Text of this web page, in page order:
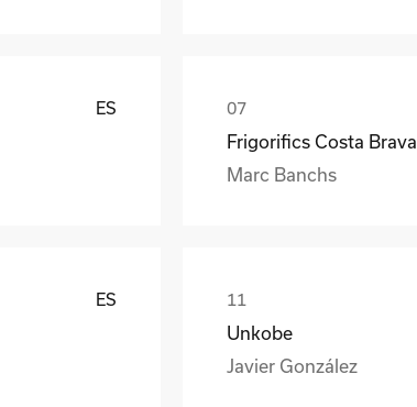
ES
Frigorifics Costa Brava
Marc Banchs
ES
Unkobe
Javier González